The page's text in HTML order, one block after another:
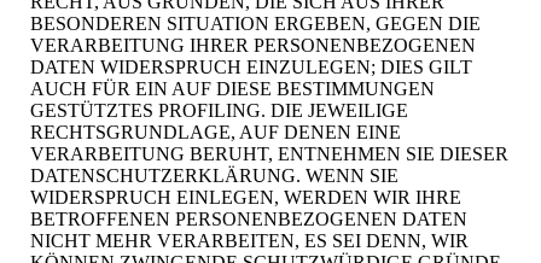
BESONDEREN SITUATION ERGEBEN, GEGEN DIE
VERARBEITUNG IHRER PERSONENBEZOGENEN
DATEN WIDERSPRUCH EINZULEGEN; DIES GILT
AUCH FÜR EIN AUF DIESE BESTIMMUNGEN
GESTÜTZTES PROFILING. DIE JEWEILIGE
RECHTSGRUNDLAGE, AUF DENEN EINE
VERARBEITUNG BERUHT, ENTNEHMEN SIE DIESER
DATENSCHUTZERKLÄRUNG. WENN SIE
WIDERSPRUCH EINLEGEN, WERDEN WIR IHRE
BETROFFENEN PERSONENBEZOGENEN DATEN
NICHT MEHR VERARBEITEN, ES SEI DENN, WIR